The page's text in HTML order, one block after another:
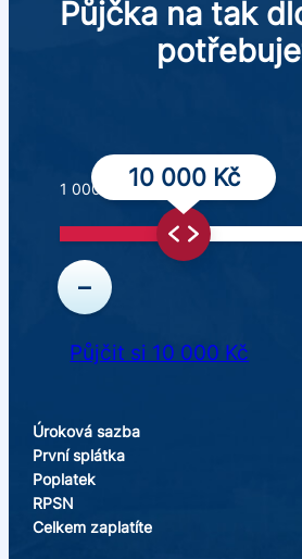
Půjčka na tak
10 000 Kč
–
1 000 Kč
Půjčit si 10 000 Kč
Úroková sazba
První splátka
Poplatek
RPSN
Celkem zaplatíte